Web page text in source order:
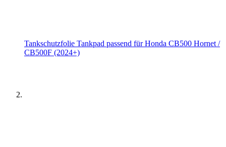
Tankschutzfolie Tankpad passend für Honda CB500 Hornet /
CB500F (2024+)